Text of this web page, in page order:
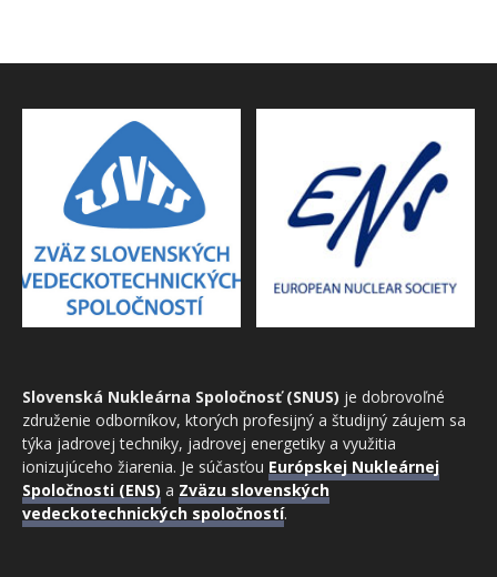
Slovenská Nukleárna Spoločnosť (SNUS) je dobrovoľné
združenie odborníkov, ktorých profesijný a študijný záujem sa
týka jadrovej techniky, jadrovej energetiky a využitia
ionizujúceho žiarenia. Je súčasťou Európskej Nukleárnej
Spoločnosti (ENS) a Zväzu slovenských
vedeckotechnických spoločností.